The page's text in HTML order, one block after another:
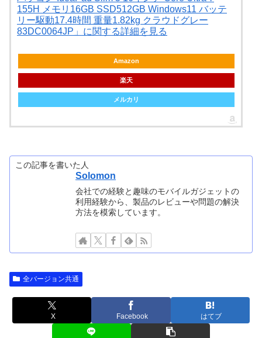
155H メモリ16GB SSD512GB Windows11 バッテ
リー駆動17.4時間 重量1.82kg クラウドグレー
83DC0064JP」に関する詳細を見る
Amazon
楽天
メルカリ
この記事を書いた人
Solomon
会社での経験と趣味のモバイルガジェットの
利用経験から、製品のレビューや問題の解決
方法を模索しています。
全バージョン共通
X Facebook はてブ